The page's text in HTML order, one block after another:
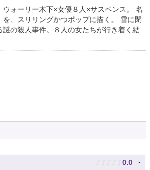
ォーリー木下×女優８人×サスペンス。 名
、スリリングかつポップに描く。 雪に閉
謎の殺人事件。８人の女たちが行き着く結
♪ ♪ ♪ ♪ ♪ 0.0